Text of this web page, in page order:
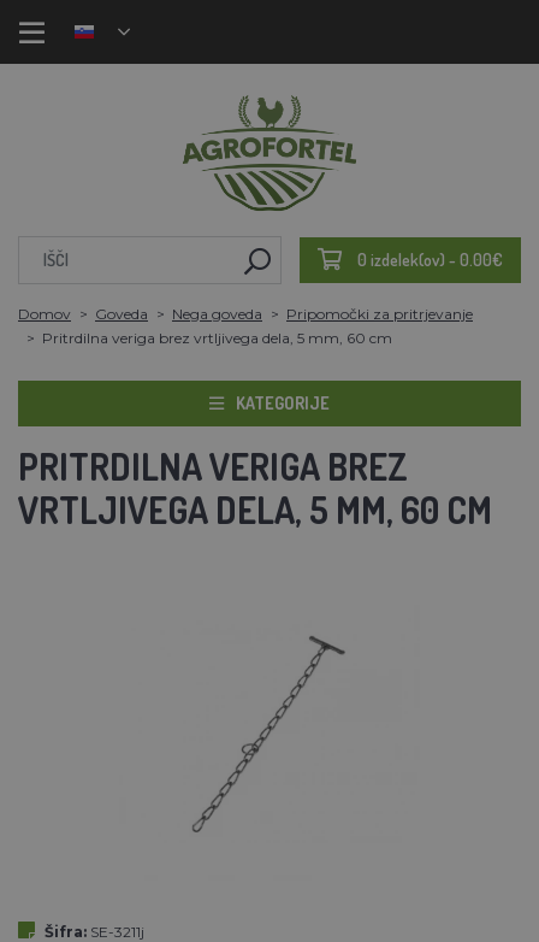
0 izdelek(ov) - 0.00€
Domov Goveda Nega goveda
Pripomočki za pritrjevanje
Pritrdilna veriga brez vrtljivega dela, 5 mm, 60 cm
KATEGORIJE
PRITRDILNA VERIGA BREZ
VRTLJIVEGA DELA, 5 MM, 60 CM
Šifra: SE-3211j